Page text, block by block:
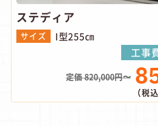
ステディア
サイズ I型255㎝
工事
定価 820,000円〜
（税